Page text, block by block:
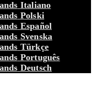
Italiano
Polski
Español
Svenska
Türkçe
Português
Deutsch